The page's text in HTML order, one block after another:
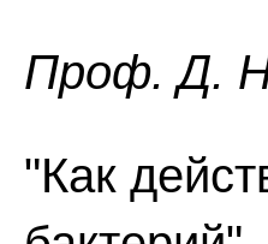
Проф. Д.
"Как